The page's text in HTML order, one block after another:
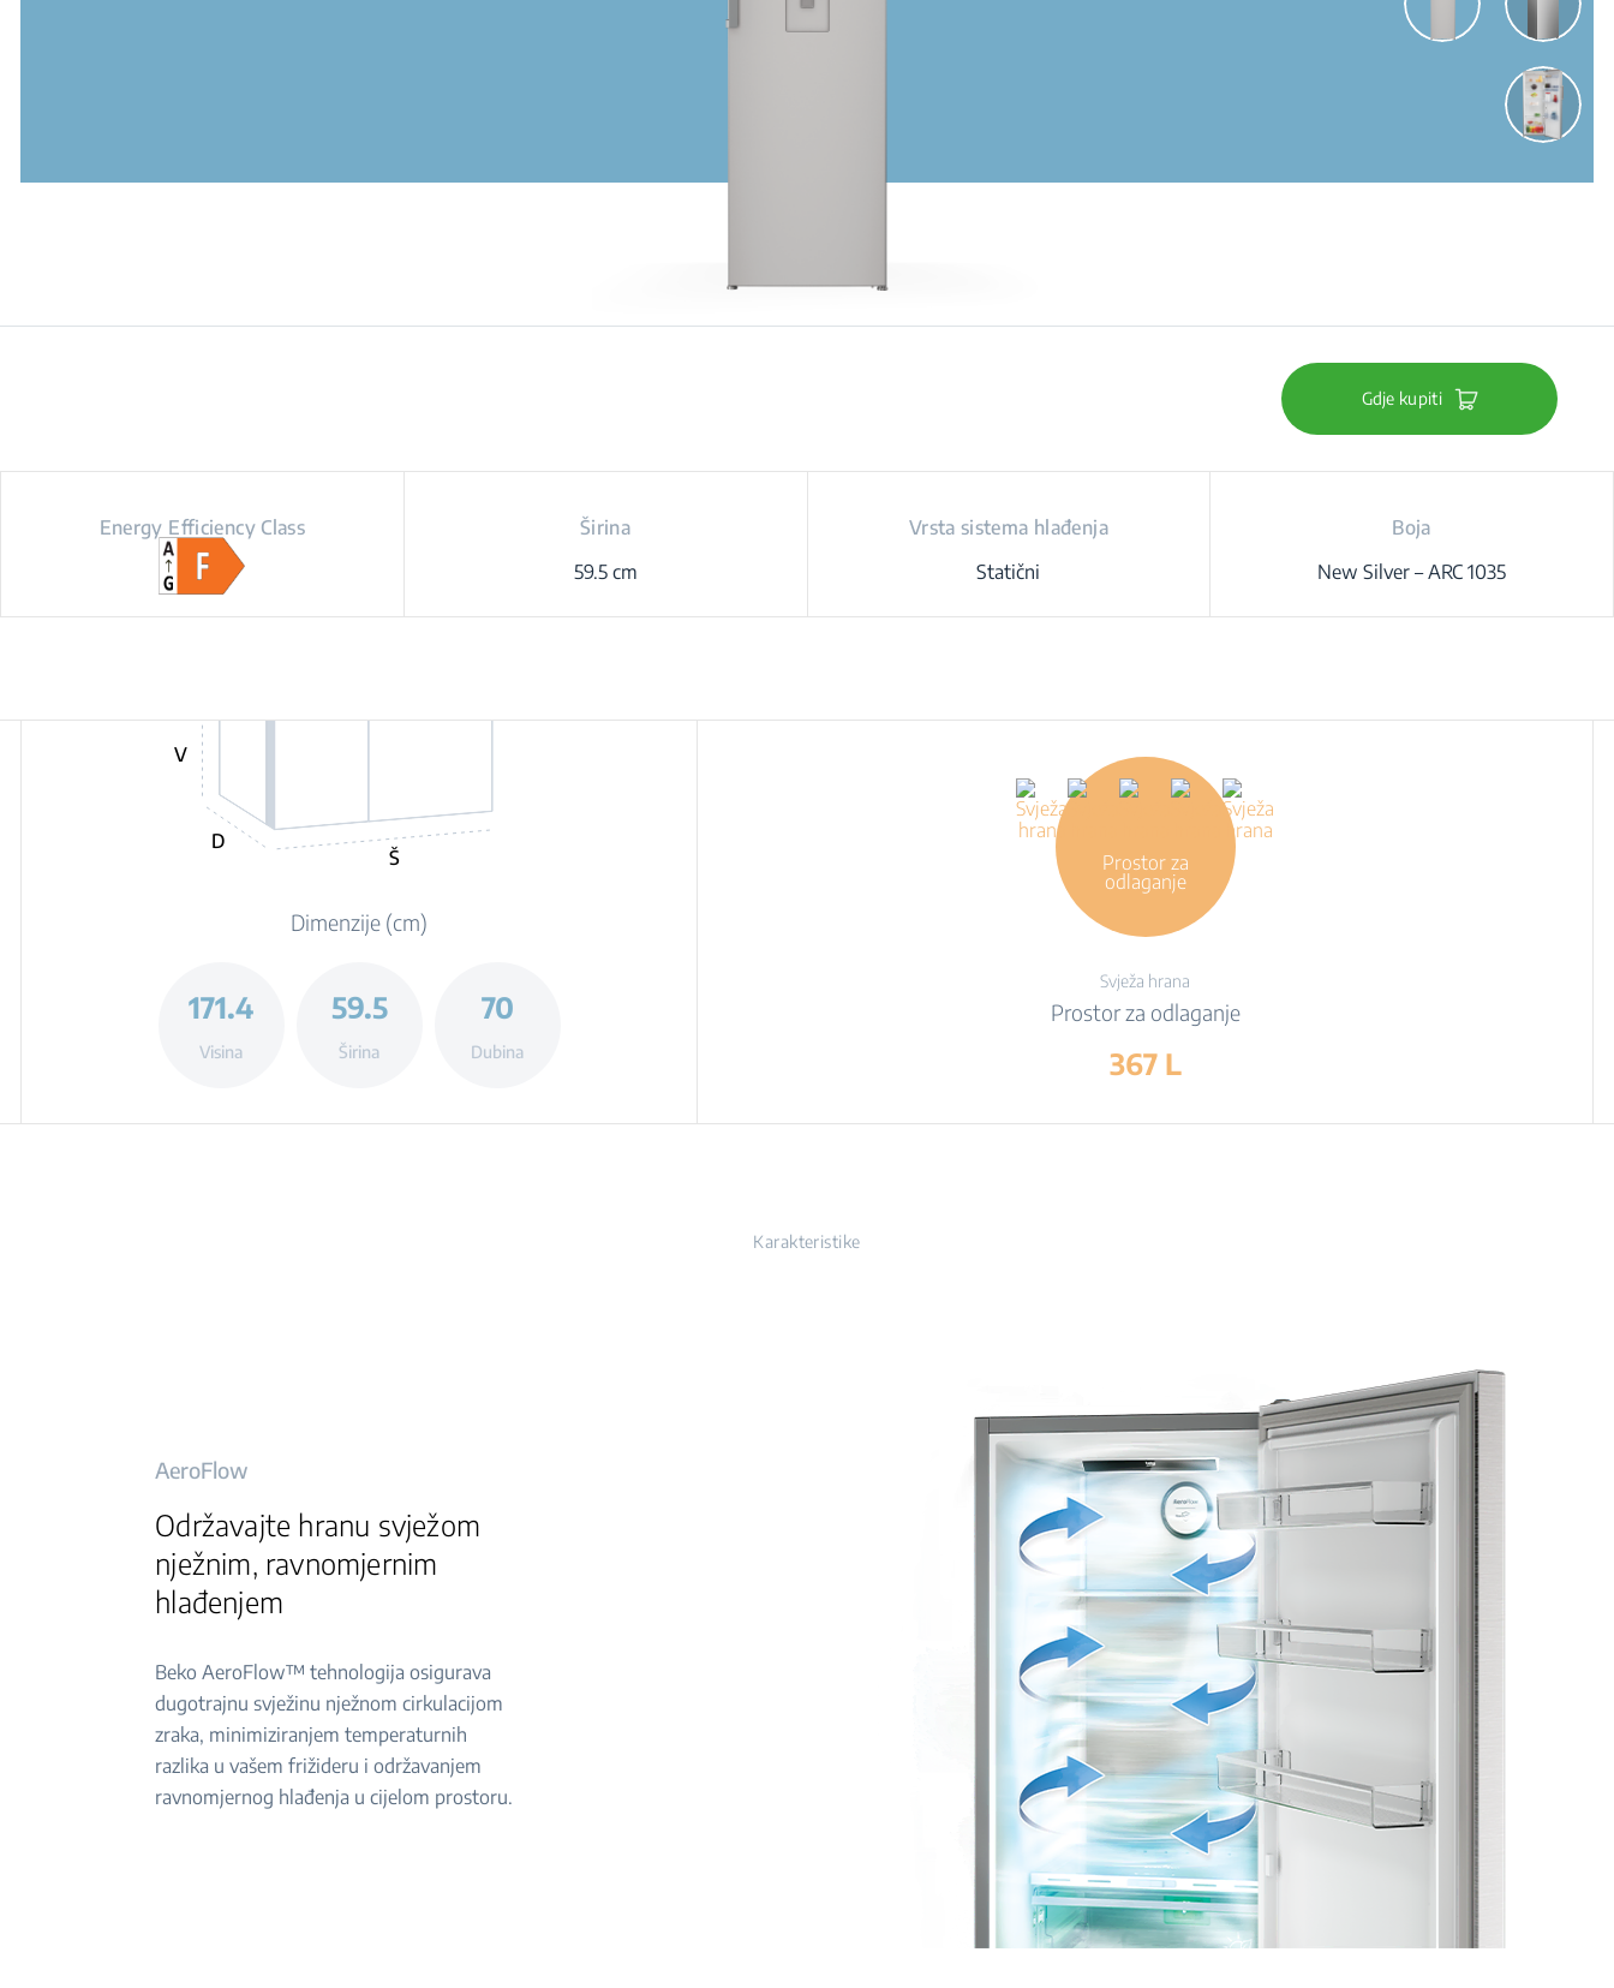
Gdje kupiti
Energy Efficiency Class
Širina
59.5 cm
Vrsta sistema hlađenja
Statični
Boja
New Silver – ARC 1035
V
D
Š
Dimenzije (cm)
171.4
Visina
59.5
Širina
70
Dubina
Prostor za
odlaganje
Svježa hrana
Prostor za odlaganje
367 L
Karakteristike
AeroFlow
Održavajte hranu svježom
nježnim, ravnomjernim
hlađenjem
Beko AeroFlow™ tehnologija osigurava
dugotrajnu svježinu nježnom cirkulacijom
zraka, minimiziranjem temperaturnih
razlika u vašem frižideru i održavanjem
ravnomjernog hlađenja u cijelom prostoru.